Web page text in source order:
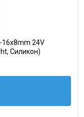
16x8mm 24V
Силикон)